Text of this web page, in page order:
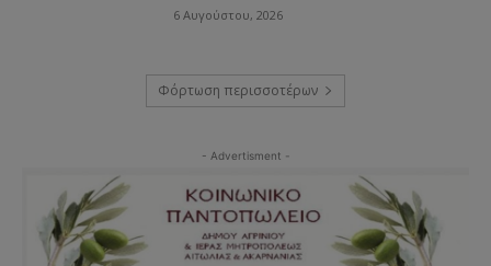
6 Αυγούστου, 2026
Φόρτωση περισσοτέρων
- Advertisment -